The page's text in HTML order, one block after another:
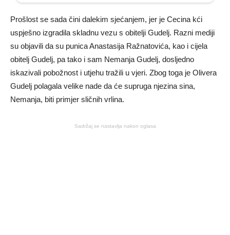
Prošlost se sada čini dalekim sjećanjem, jer je Cecina kći
uspješno izgradila skladnu vezu s obitelji Gudelj. Razni mediji
su objavili da su punica Anastasija Ražnatovića, kao i cijela
obitelj Gudelj, pa tako i sam Nemanja Gudelj, dosljedno
iskazivali pobožnost i utjehu tražili u vjeri. Zbog toga je Olivera
Gudelj polagala velike nade da će supruga njezina sina,
Nemanja, biti primjer sličnih vrlina.
Sadržaj se nastavlja nakon oglasa